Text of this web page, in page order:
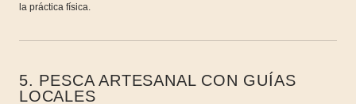
la práctica física.
5. PESCA ARTESANAL CON GUÍAS
LOCALES